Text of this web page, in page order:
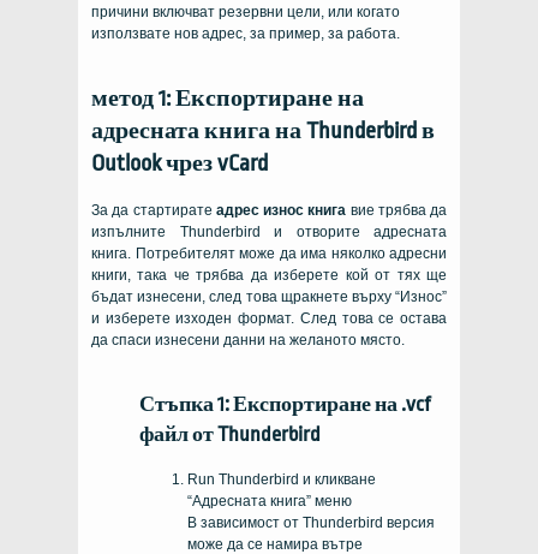
причини включват резервни цели, или когато
използвате нов адрес, за пример, за работа.
метод 1: Експортиране на
адресната книга на Thunderbird в
Outlook чрез vCard
За да стартирате адрес износ книга вие трябва да
изпълните Thunderbird и отворите адресната
книга. Потребителят може да има няколко адресни
книги, така че трябва да изберете кой от тях ще
бъдат изнесени, след това щракнете върху “Износ”
и изберете изходен формат. След това се остава
да спаси изнесени данни на желаното място.
Стъпка 1: Експортиране на .vcf
файл от Thunderbird
Run Thunderbird и кликване
“Адресната книга” меню
В зависимост от Thunderbird версия
може да се намира вътре